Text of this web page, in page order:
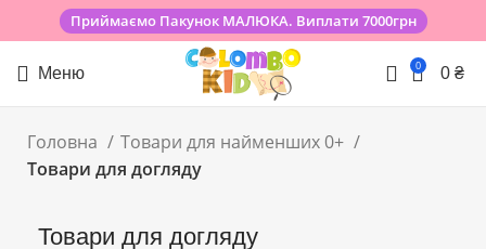
Приймаємо Пакунок МАЛЮКА. Виплати 7000грн
Меню 0 0 ₴
Головна
Товари для найменших 0+
Товари для догляду
Товари для догляду